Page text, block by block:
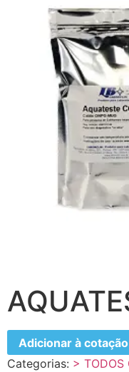
Adicionar à cotação
Categorias: > TODOS